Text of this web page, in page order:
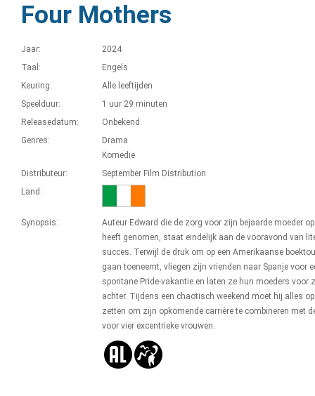
Four Mothers
Jaar:
2024
Taal:
Engels
Keuring:
Alle leeftijden
Speelduur:
1 uur 29 minuten
Releasedatum:
Onbekend
Genres:
Drama
Komedie
Distributeur:
September Film Distribution
Land:
Synopsis:
Auteur Edward die de zorg voor zijn bejaarde moeder
heeft genomen, staat eindelijk aan de vooravond van
succes. Terwijl de druk om op een Amerikaanse
gaan toeneemt, vliegen zijn vrienden naar Spanje voor
spontane Pride-vakantie en laten ze hun moeders voor
achter. Tijdens een chaotisch weekend moet hij alles
zetten om zijn opkomende carrière te combineren met
voor vier excentrieke vrouwen.